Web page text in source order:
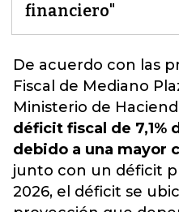
financiero"
De acuerdo con las
Fiscal de Mediano
Ministerio de
déficit fiscal de 7,1%
debido a una mayor
junto con un déficit
2026, el déficit se